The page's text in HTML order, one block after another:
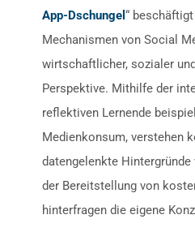
App-Dschungel“
Mechanismen von Social
wirtschaftlicher, sozialer
Perspektive. Mithilfe der
reflektiven Lernende
Medienkonsum, verstehen
datengelenkte Hintergründe
der Bereitstellung von
hinterfragen die eigene